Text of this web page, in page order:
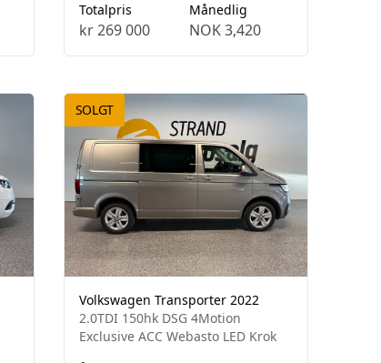
Totalpris
kr 269 000
Månedlig
NOK 3,420
SOLGT
Volkswagen Transporter 2022
2.0TDI 150hk DSG 4Motion
Exclusive ACC Webasto LED Krok